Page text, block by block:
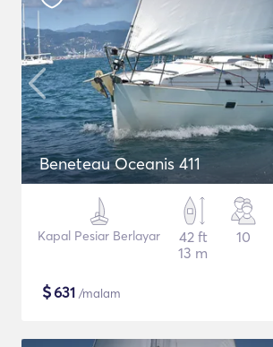
Beneteau Oceanis 411
Kapal Pesiar Berlayar
42 ft
13 m
10
$631 /malam